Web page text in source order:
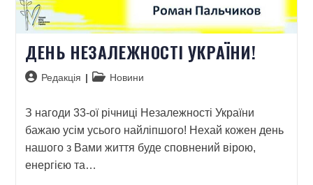
ДЕНЬ НЕЗАЛЕЖНОСТІ УКРАЇНИ!
Редакція Новини
З нагоди 33-ої річниці Незалежності України
бажаю усім усього найліпшого! Нехай кожен день
нашого з Вами життя буде сповнений вірою,
енергією та…